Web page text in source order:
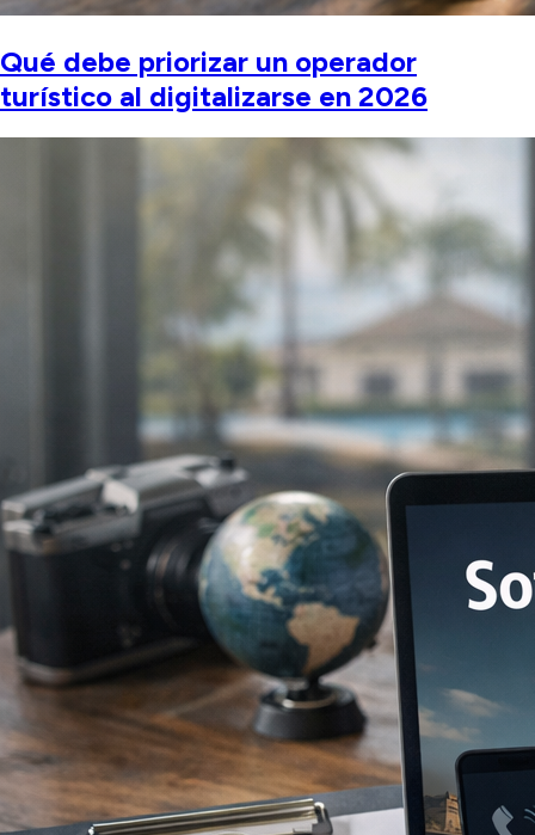
Qué debe priorizar un operador
turístico al digitalizarse en 2026